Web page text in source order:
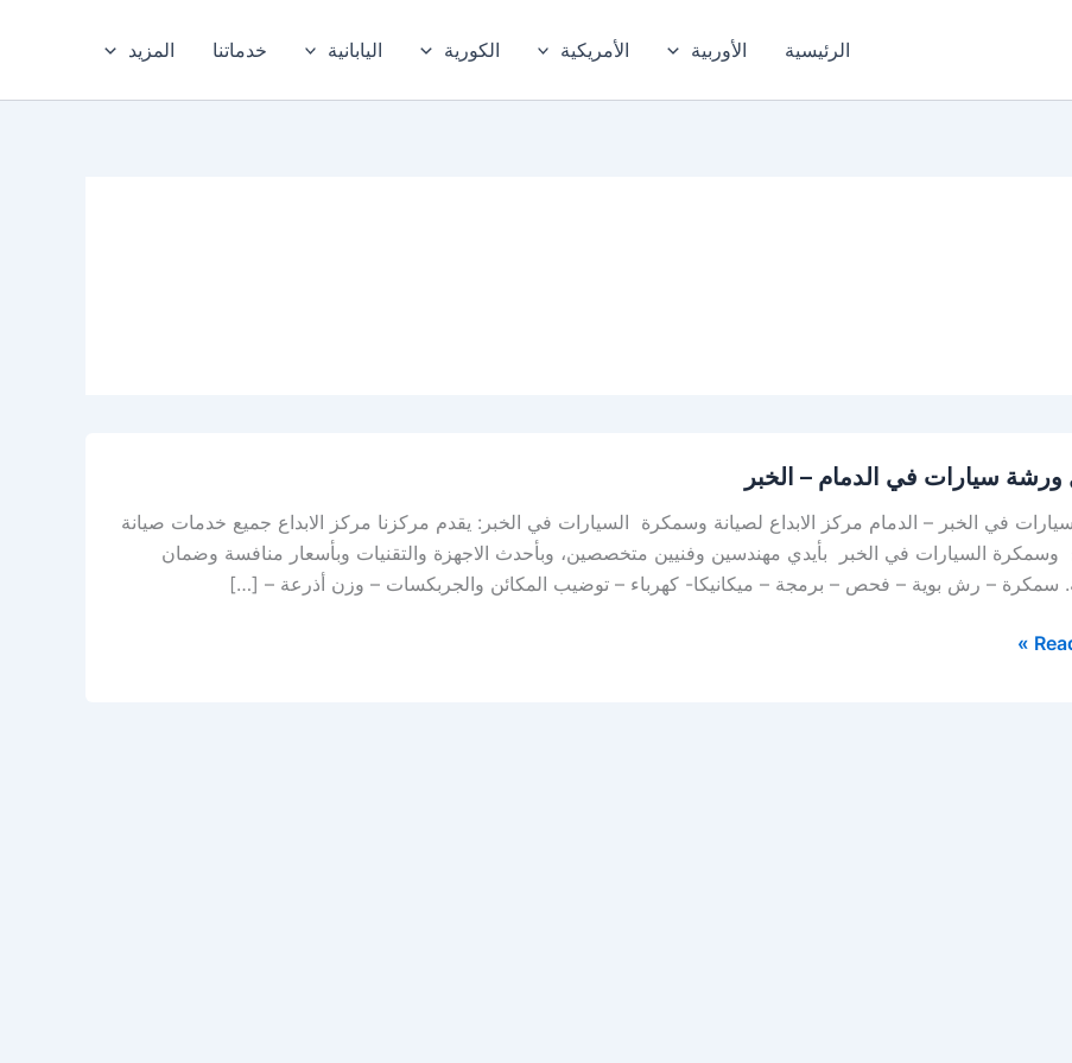
الرئيسية الأوربية الأمريكية الكورية اليابانية خدماتنا المزيد
ورشة سيارات في الدمام – الخبر
في الخبر – الدمام مركز الابداع لصيانة وسمكرة السيارات في الخبر: يقدم مركزنا مركز الابداع جميع خدمات صيانة
وسمكرة السيارات في الخبر بأيدي مهندسين وفنيين متخصصين، وبأحدث الاجهزة والتقنيات وبأسعار منافسة وضمان
سمكرة – رش بوية – فحص – برمجة – ميكانيكا- كهرباء – توضيب المكائن والجربكسات – وزن أذرعة – […]